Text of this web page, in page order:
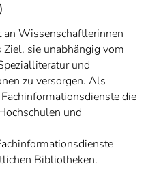
Wissenschaftlerinnen
sie unabhängig vom
und
zu versorgen. Als
die
und
Bibliotheken.